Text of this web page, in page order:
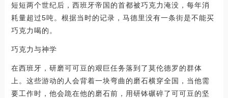
短短两个世纪后，西班牙帝国的首都被巧克力淹没，每年消
耗量超过5吨。根据当时的记录，马德里没有一条街是不能买
巧克力喝的。
巧克力与神学
在西班牙，研磨可可豆的艰巨任务落到了莫伦德罗的群体
上。这些游动的人会背着一块弯曲的磨石横穿全国，当他需
要工作时，他会跪在他的磨石前，用研钵碾碎了可可豆的坚